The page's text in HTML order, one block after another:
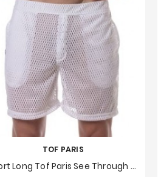
TOF PARIS
Short Long Tof Paris See Through - Blanc